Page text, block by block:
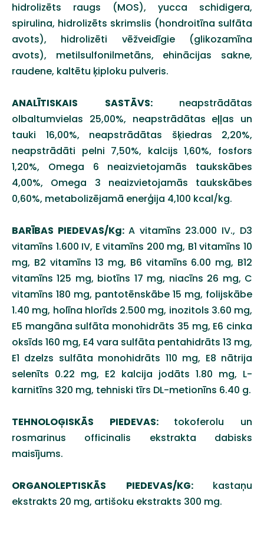
hidrolizēts raugs (MOS), yucca schidigera,
spirulina, hidrolizēts skrimslis (hondroitīna sulfāta
avots), hidrolizēti vēžveidīgie (glikozamīna
avots), metilsulfonilmetāns, ehinācijas sakne,
raudene, kaltētu ķiploku pulveris.
ANALĪTISKAIS SASTĀVS: neapstrādātas
olbaltumvielas 25,00%, neapstrādātas eļļas un
tauki 16,00%, neapstrādātas šķiedras 2,20%,
neapstrādāti pelni 7,50%, kalcijs 1,60%, fosfors
1,20%, Omega 6 neaizvietojamās taukskābes
4,00%, Omega 3 neaizvietojamās taukskābes
0,60%, metabolizējamā enerģija 4,100 kcal/kg.
BARĪBAS PIEDEVAS/Kg: A vitamīns 23.000 IV., D3
vitamīns 1.600 IV, E vitamīns 200 mg, B1 vitamīns 10
mg, B2 vitamīns 13 mg, B6 vitamīns 6.00 mg, B12
vitamīns 125 mg, biotīns 17 mg, niacīns 26 mg, C
vitamīns 180 mg, pantotēnskābe 15 mg, folijskābe
1.40 mg, holīna hlorīds 2.500 mg, inozitols 3.60 mg,
E5 mangāna sulfāta monohidrāts 35 mg, E6 cinka
oksīds 160 mg, E4 vara sulfāta pentahidrāts 13 mg,
E1 dzelzs sulfāta monohidrāts 110 mg, E8 nātrija
selenīts 0.22 mg, E2 kalcija jodāts 1.80 mg, L-
karnitīns 320 mg, tehniski tīrs DL-metionīns 6.40 g.
TEHNOLOĢISKĀS PIEDEVAS: tokoferolu un
rosmarinus officinalis ekstrakta dabisks
maisījums.
ORGANOLEPTISKĀS PIEDEVAS/KG: kastaņu
ekstrakts 20 mg, artišoku ekstrakts 300 mg.